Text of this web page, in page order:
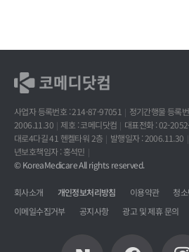
사업자 등록번호 : 214-87-97051 정기간행물 등록
2006.11.30
제호 : 코메디닷컴 대표전화 : 02-
대로4다길 41 헨켈타워 2층
발행일자 : 2006.11.30
년보호책임자 : 홍석민
© KoreaMedicare All rights reserved.
회사소개 개인정보처리방침 이용약관
청
이메일수집거부
공지사항 광고 및 제휴 문의